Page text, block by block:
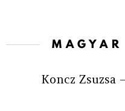
Koncz Zsuzsa